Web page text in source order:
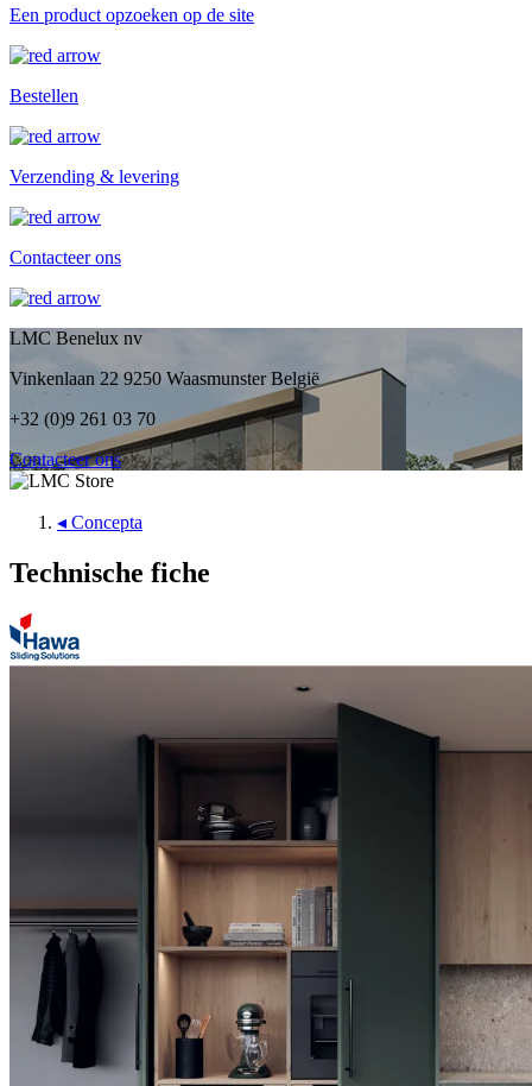
Een product opzoeken op de site
Bestellen
Verzending & levering
Contacteer ons
LMC Benelux nv
Vinkenlaan 22 9250 Waasmunster België
+32 (0)9 261 03 70
Contacteer ons
◂ Concepta
Technische fiche